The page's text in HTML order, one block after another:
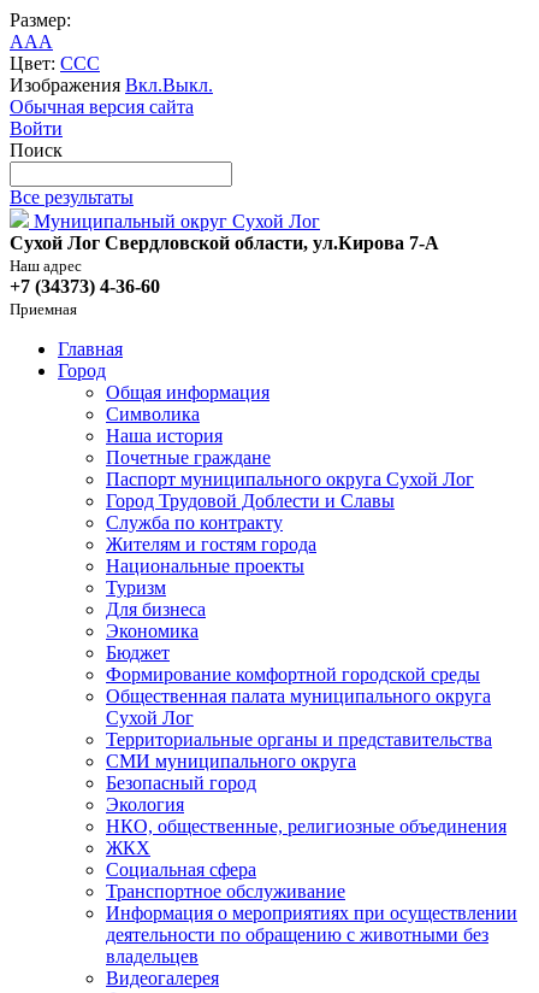
Размер:
AAA
Цвет: CCC
Изображения Вкл.Выкл.
Обычная версия сайта
Войти
Поиск
Все результаты
Муниципальный округ Сухой Лог
Сухой Лог Свердловской области, ул.Кирова 7-А
Наш адрес
+7 (34373) 4-36-60
Приемная
Главная
Город
Общая информация
Символика
Наша история
Почетные граждане
Паспорт муниципального округа Сухой Лог
Город Трудовой Доблести и Славы
Служба по контракту
Жителям и гостям города
Национальные проекты
Туризм
Для бизнеса
Экономика
Бюджет
Формирование комфортной городской среды
Общественная палата муниципального округа
Сухой Лог
Территориальные органы и представительства
СМИ муниципального округа
Безопасный город
Экология
НКО, общественные, религиозные объединения
ЖКХ
Социальная сфера
Транспортное обслуживание
Информация о мероприятиях при осуществлении
деятельности по обращению с животными без
владельцев
Видеогалерея